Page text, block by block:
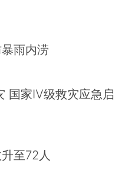
雨内涝
国家Ⅳ级救灾应急启
至72人